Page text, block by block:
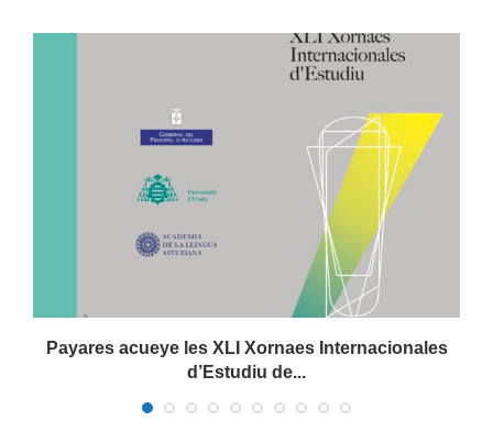
Payares acueye les XLI Xornaes Internacionales
d’Estudiu de...